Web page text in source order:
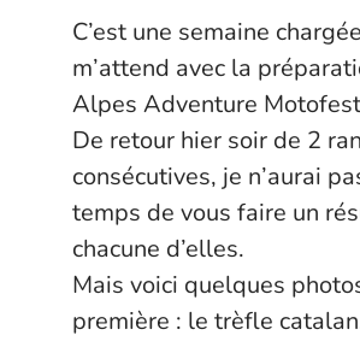
C’est une semaine
m’attend avec la
Alpes Adventure
De retour hier soir de 2
consécutives, je n’aurai
temps de vous faire un
chacune d’elles.
Mais voici quelques
première : le trèfle